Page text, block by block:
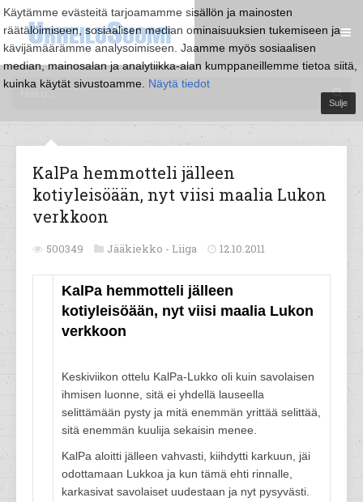
Käytämme evästeitä tarjoamamme sisällön ja mainosten
räätälöimiseen, sosiaalisen median ominaisuuksien tukemiseen ja
kävijämäärämme analysoimiseen. Jaamme myös sosiaalisen
median, mainosalan ja analytiikka-alan kumppaneillemme tietoa siitä,
kuinka käytät sivustoamme. Näytä tiedot
Sulje
KalPa hemmotteli jälleen
kotiyleisöään, nyt viisi maalia Lukon
verkkoon
500349 Jääkiekko - Liiga 12.10.2011
KalPa hemmotteli jälleen
kotiyleisöään, nyt viisi maalia Lukon
verkkoon
Keskiviikon ottelu KalPa-Lukko oli kuin savolaisen
ihmisen luonne, sitä ei yhdellä lauseella
selittämään pysty ja mitä enemmän yrittää selittää,
sitä enemmän kuulija sekaisin menee.
KalPa aloitti jälleen vahvasti, kiihdytti karkuun, jäi
odottamaan Lukkoa ja kun tämä ehti rinnalle,
karkasivat savolaiset uudestaan ja nyt pysyvästi.